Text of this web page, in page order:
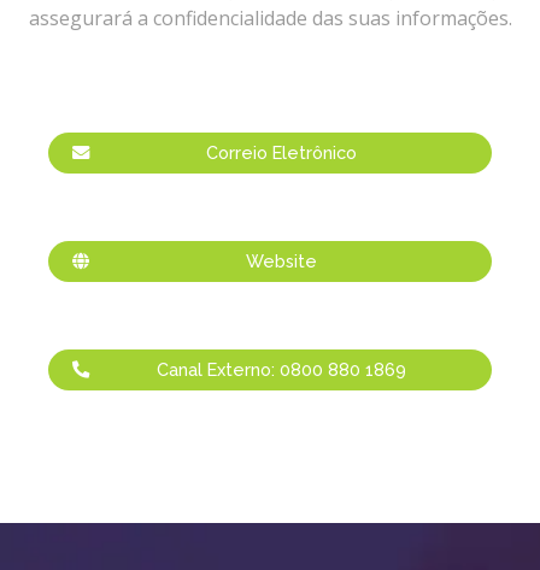
assegurará a confidencialidade das suas informações.
Correio Eletrônico
Website
Canal Externo: 0800 880 1869